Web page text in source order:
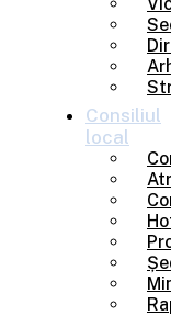
Consiliul
local